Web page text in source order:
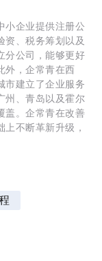
企业提供注册公
资、税务筹划以及
分公司，能够更好
外，企常青在西
市建立了企业服务
州、青岛以及霍尔
盖。企常青在改善
不断革新升级，